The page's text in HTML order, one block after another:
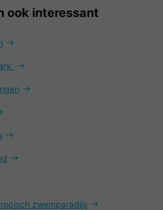
ook interessant
zwemparadijs